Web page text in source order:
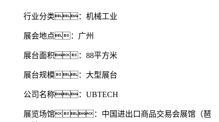
行业分类：机械工业
展会地点：广州
展台面积：88平方米
展台规模：大型展台
公司名称：UBTECH
展览场馆：中国进出口商品交易会展馆（琶